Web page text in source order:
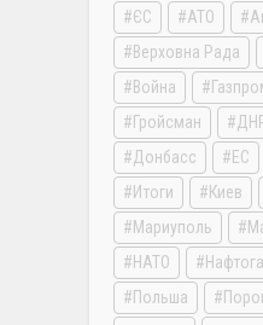
ЄС АТО
Верховна Рада
Война
Гройсман
Донбасс
ЕС
Итоги
Киев
Мариуполь
НАТО
Польша